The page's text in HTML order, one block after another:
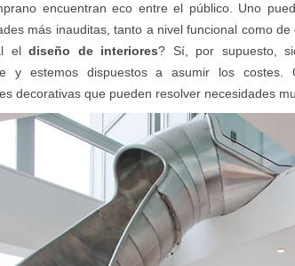
encuentran eco entre el público. Uno
más inauditas, tanto a nivel funcional como
eldiseño de interiores? Sí, por supuesto,
y estemos dispuestos a asumir los costes.
decorativas que pueden resolver necesidades